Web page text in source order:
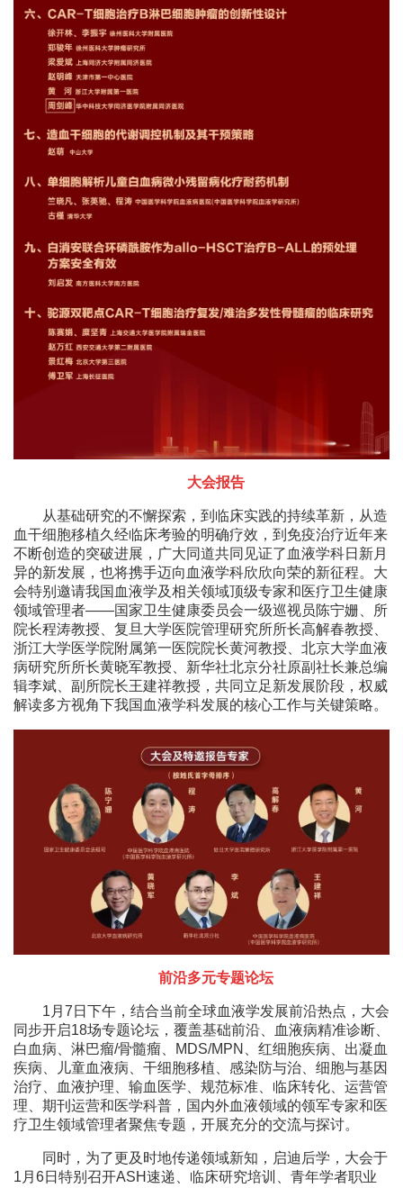
大会报告
从基础研究的不懈探索，到临床实践的持续革新，从造
血干细胞移植久经临床考验的明确疗效，到免疫治疗近年来
不断创造的突破进展，广大同道共同见证了血液学科日新月
异的新发展，也将携手迈向血液学科欣欣向荣的新征程。大
会特别邀请我国血液学及相关领域顶级专家和医疗卫生健康
领域管理者——国家卫生健康委员会一级巡视员陈宁姗、所
院长程涛教授、复旦大学医院管理研究所所长高解春教授、
浙江大学医学院附属第一医院院长黄河教授、北京大学血液
病研究所所长黄晓军教授、新华社北京分社原副社长兼总编
辑李斌、副所院长王建祥教授，共同立足新发展阶段，权威
解读多方视角下我国血液学科发展的核心工作与关键策略。
前沿多元专题论坛
1月7日下午，结合当前全球血液学发展前沿热点，大会
同步开启18场专题论坛，覆盖基础前沿、血液病精准诊断、
白血病、淋巴瘤/骨髓瘤、MDS/MPN、红细胞疾病、出凝血
疾病、儿童血液病、干细胞移植、感染防与治、细胞与基因
治疗、血液护理、输血医学、规范标准、临床转化、运营管
理、期刊运营和医学科普，国内外血液领域的领军专家和医
疗卫生领域管理者聚焦专题，开展充分的交流与探讨。
同时，为了更及时地传递领域新知，启迪后学，大会于
1月6日特别召开ASH速递、临床研究培训、青年学者职业